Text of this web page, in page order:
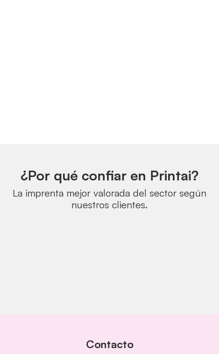
¿Por qué confiar en Printai?
La imprenta mejor valorada del sector según
nuestros clientes.
Contacto